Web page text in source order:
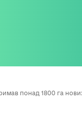
понад 1800 га